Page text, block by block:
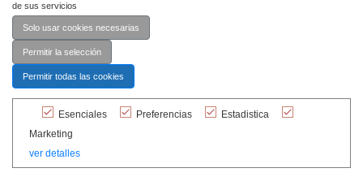
de sus servicios
Solo usar cookies necesarias
Permitir la selección
Permitir todas las cookies
Esenciales Preferencias
Estadistica
Marketing
ver detalles